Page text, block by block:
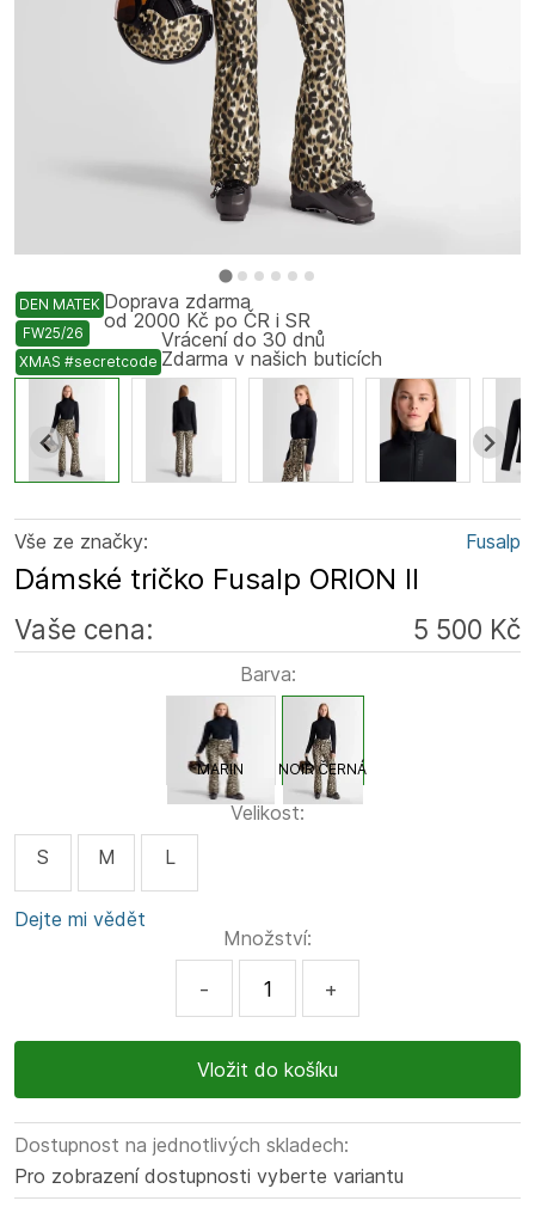
DEN MATEK
FW25/26
XMAS #secretcode
Vše ze značky: Fusalp
Dámské tričko Fusalp ORION II
Vaše cena: 5 500 Kč
Barva:
MARIN NOIR ČERNÁ
Velikost:
S
M L
Dejte mi vědět
Množství:
- +
Dostupnost na jednotlivých skladech:
Pro zobrazení dostupnosti vyberte variantu
Doprava zdarma
od 2000 Kč po ČR i SR
Vrácení do 30 dnů
Zdarma v našich buticích